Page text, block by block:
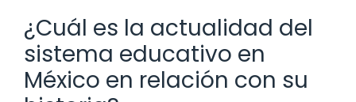
¿Cuál es la actualidad del
sistema educativo en
México en relación con su